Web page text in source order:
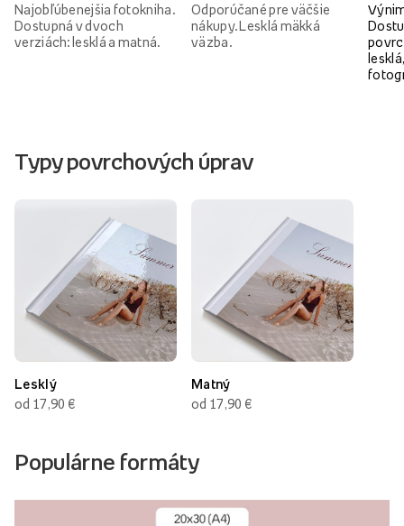
Najobľúbenejšia fotokniha.
Dostupná v dvoch
verziách: lesklá a matná.
Odporúčané pre väčšie
nákupy. Lesklá mäkká
väzba.
Typy povrchových úprav
Lesklý
od 17,90 €
Matný
od 17,90 €
Populárne formáty